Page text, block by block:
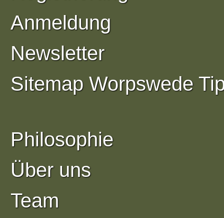
Anmeldung
Newsletter
Sitemap Worpswede
Philosophie
Über uns
Team